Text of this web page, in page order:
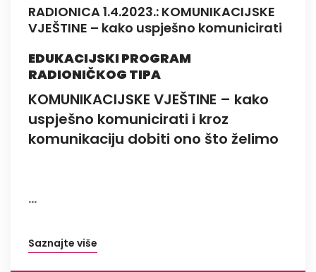
RADIONICA 1.4.2023.: KOMUNIKACIJSKE
VJEŠTINE – kako uspješno komunicirati
EDUKACIJSKI PROGRAM
RADIONIČKOG TIPA
KOMUNIKACIJSKE VJEŠTINE – kako
uspješno komunicirati i kroz
komunikaciju dobiti ono što želimo
...
Saznajte više